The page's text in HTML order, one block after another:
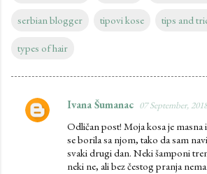
serbian blogger tipovi kose tips and
types of hair
C
Ivana Šumanac 07 September,
Odličan post! Moja kosa je masna
se borila sa njom, tako da sam
svaki drugi dan. Neki šamponi
neki ne, ali bez čestog pranja